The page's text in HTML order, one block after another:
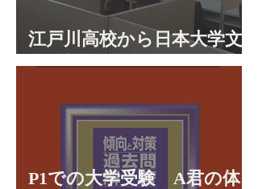
江戸川高校から日本大学文
理学部に合格 合格体験談
P1での大学受験 A君の体